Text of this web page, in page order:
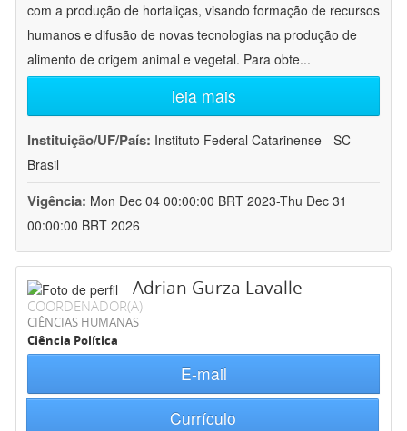
com a produção de hortaliças, visando formação de recursos
humanos e difusão de novas tecnologias na produção de
alimento de origem animal e vegetal. Para obte...
leia mais
Instituição/UF/País: Instituto Federal Catarinense - SC -
Brasil
Vigência: Mon Dec 04 00:00:00 BRT 2023-Thu Dec 31
00:00:00 BRT 2026
Adrian Gurza Lavalle
COORDENADOR(A)
CIÊNCIAS HUMANAS
Ciência Política
E-mail
Currículo